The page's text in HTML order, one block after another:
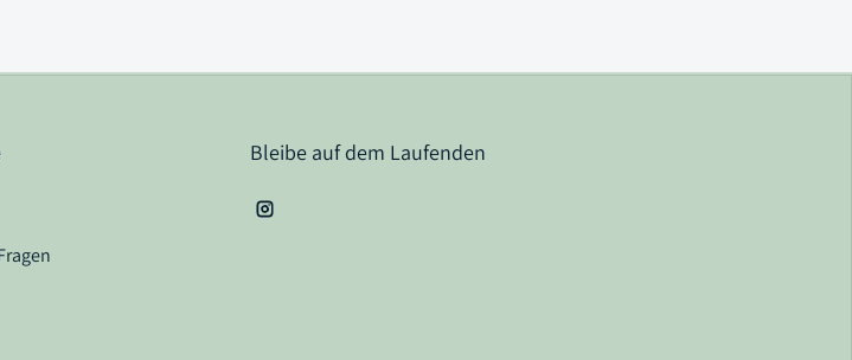
Bleibe auf dem Laufenden
Instagram